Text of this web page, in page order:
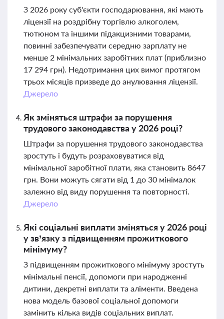
З 2026 року суб'єкти господарювання, які мають
ліцензії на роздрібну торгівлю алкоголем,
тютюном та іншими підакцизними товарами,
повинні забезпечувати середню зарплату не
менше 2 мінімальних заробітних плат (приблизно
17 294 грн). Недотримання цих вимог протягом
трьох місяців призведе до анулювання ліцензії.
Джерело
Як зміняться штрафи за порушення
трудового законодавства у 2026 році?
Штрафи за порушення трудового законодавства
зростуть і будуть розраховуватися від
мінімальної заробітної плати, яка становить 8647
грн. Вони можуть сягати від 1 до 30 мінімалок
залежно від виду порушення та повторності.
Джерело
Які соціальні виплати зміняться у 2026 році
у зв’язку з підвищенням прожиткового
мінімуму?
З підвищенням прожиткового мінімуму зростуть
мінімальні пенсії, допомоги при народженні
дитини, декретні виплати та аліменти. Введена
нова модель базової соціальної допомоги
замінить кілька видів соціальних виплат.